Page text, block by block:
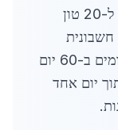
אשראי. סכום לדוגמה: 15,000 ש"ח ל-20 טון
חשבונית
דיגיטלית נשלחת מיד. אפשרות תשלומים ב-60 יום
יום אחד